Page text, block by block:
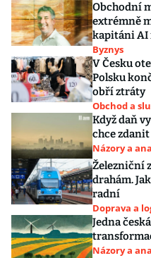
Obchodní
extrémně
kapitáni AI
Byznys
V Česku
Polsku
obří ztráty
Obchod a
Když daň
chce
Názory a
Železniční
drahám.
radní
Doprava a
Jedna
Názory a